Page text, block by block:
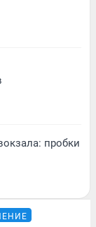
пробки